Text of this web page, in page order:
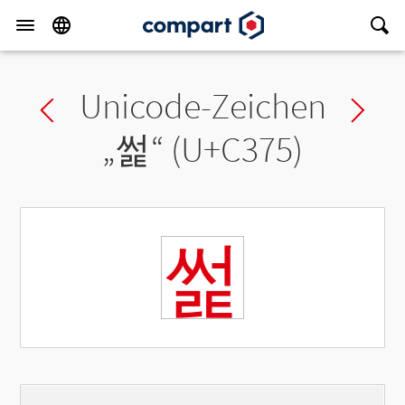
Previous char
Unicode-Zeichen
„썵“ (U+C375)
썵